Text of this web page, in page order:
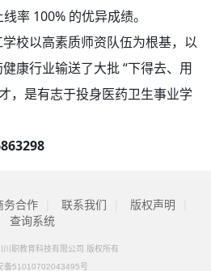
率 100% 的优异成绩。
校以高素质师资队伍为根基，以
康行业输送了大批 “下得去、用
，是有志于投身医药卫生事业学
务合作 联系我们 版权声明
查询系统
职教育科技有限公司 版权所有
备51010702043495号